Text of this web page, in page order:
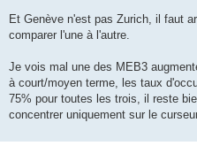
Et Genève n'est pas Zurich, il faut
comparer l'une à l'autre.
Je vois mal une des MEB3
à court/moyen terme, les taux
75% pour toutes les trois, il reste
concentrer uniquement sur le